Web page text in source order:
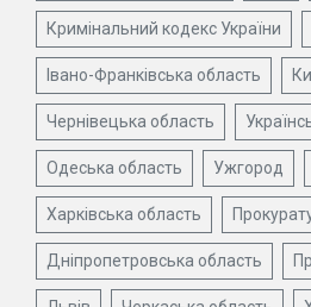
Кримінальний кодекс України
Івано-Франківська область
Чернівецька область
Одеська область Ужгород
Харківська область
Дніпропетровська область